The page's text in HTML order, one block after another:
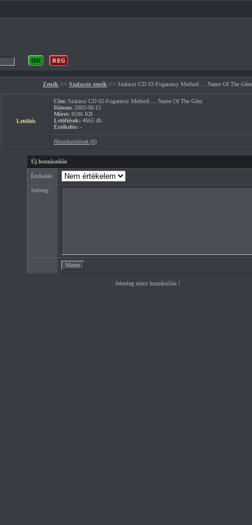
Zenék >> Szalacsis zenék >> Szalacsi CD 02-Fogarassy Method ... Name Of The Gém
Letöltés
Cím: Szalacsi CD 02-Fogarassy Method ... Name Of The Gém
Dátum: 2003-08-15
Méret: 8596 KB
Letöltések: 4665 db
Értékelés: -
Hozzászólások (0)
Új hozzászólás
Értékelés:
Szöveg:
Jelenleg nincs hozzászólás !